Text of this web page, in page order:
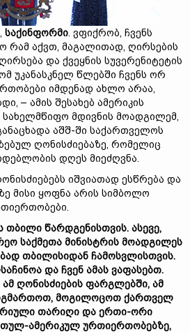
საქინფორმი. ვფიქრობ, ჩვენს
რამ აქვთ, მაგალითად, ღირსების
და ქვეყნის სუვერენიტეტის
უკანასკნელ წლებში ჩვენს ორ
იმდენად ახლო არაა,
– ამის შესახებ ამერიკის
მდივნის მოადგილემ,
აშშ-ში საქართველოს
ღონისძიებაზე, რომელიც
დღეს მიეძღვნა.
იშვიათად ესწრება და
მისი ყოფნა არის სიმბოლო
წარდგენისთვის. ასევე,
საქმეთა მინისტრის მოადგილეს
თბილისიდან ჩამოსვლისთვის.
და ჩვენ ამას ვაფასებთ.
ამ ღონისძიების ფარგლებში, ამ
მოგილოცოთ ქართველ
თარიღი და ერთი-ორი
ამერიკულ ურთიერთობებზე,